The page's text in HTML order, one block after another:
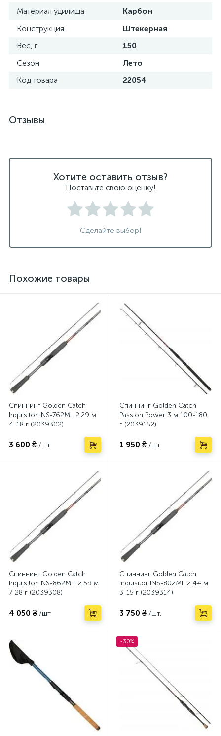
Материал удилища
Карбон
Конструкция
Штекерная
Вес, г
150
Сезон
Лето
Код товара
22054
Отзывы
Хотите оставить отзыв?
Поставьте свою оценку!
Сделайте выбор!
Похожие товары
Спиннинг Golden Catch
Inquisitor INS-762ML 2.29 м
4-18 г (2039302)
3 600 ₴ /шт.
Спиннинг Golden Catch
Passion Power 3 м 100-180
г (2039152)
1 950 ₴ /шт.
Спиннинг Golden Catch
Inquisitor INS-862MH 2.59 м
7-28 г (2039308)
4 050 ₴ /шт.
Спиннинг Golden Catch
Inquisitor INS-802ML 2.44 м
3-15 г (2039314)
3 750 ₴ /шт.
-30%